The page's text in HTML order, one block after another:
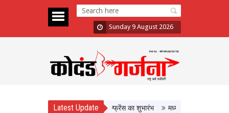
Sunday 9 August 2026
Latest Update
बनाने पर होगा मंथन, West Zone कॉन्फ्रेंस का शुभारंभ मध्यप्रदेश में निवेश के नए